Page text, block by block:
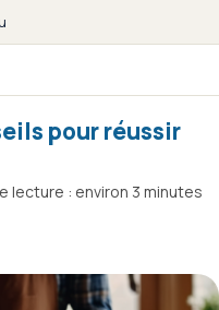
pour réussir
lecture : environ 3 minutes